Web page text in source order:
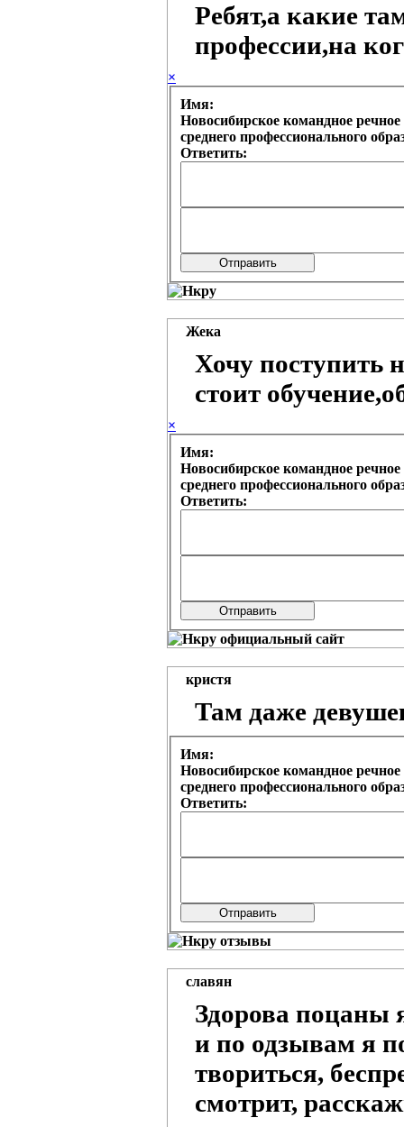
Ребят,а какие
профессии,на
×
Имя:
Новосибирское командное
среднего профессионального
Ответить:
Жека
Хочу поступить
стоит
×
Имя:
Новосибирское командное
среднего профессионального
Ответить:
кристя
Там даже
Имя:
Новосибирское командное
среднего профессионального
Ответить:
славян
Здорова поцаны
и по одзывам я
твориться,
смотрит,